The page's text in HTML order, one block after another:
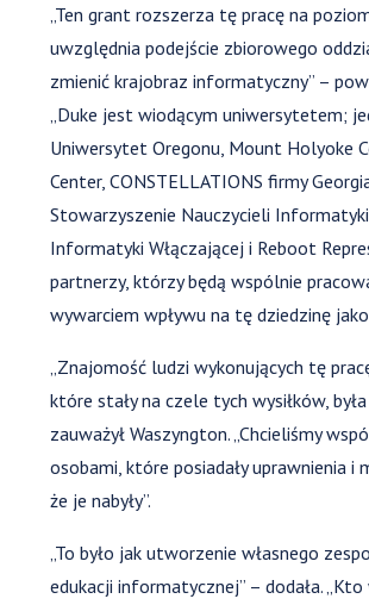
„Ten grant rozszerza tę pracę na
uwzględnia podejście zbiorowego
zmienić krajobraz informatyczny” –
„Duke jest wiodącym uniwersytetem;
Uniwersytet Oregonu, Mount Holyoke
Center, CONSTELLATIONS firmy
Stowarzyszenie Nauczycieli
Informatyki Włączającej i Reboot
partnerzy, którzy będą wspólnie
wywarciem wpływu na tę dziedzinę jako
„Znajomość ludzi wykonujących tę
które stały na czele tych wysiłków,
zauważył Waszyngton. „Chcieliśmy
osobami, które posiadały uprawnienia i
że je nabyły”.
„To było jak utworzenie własnego
edukacji informatycznej” – dodała. „Kto